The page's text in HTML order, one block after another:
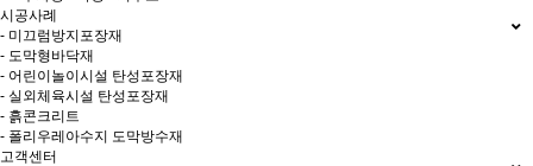
시공사례
- 미끄럼방지포장재
- 도막형바닥재
- 어린이놀이시설 탄성포장재
- 실외체육시설 탄성포장재
- 흙콘크리트
- 폴리우레아수지 도막방수재
고객센터